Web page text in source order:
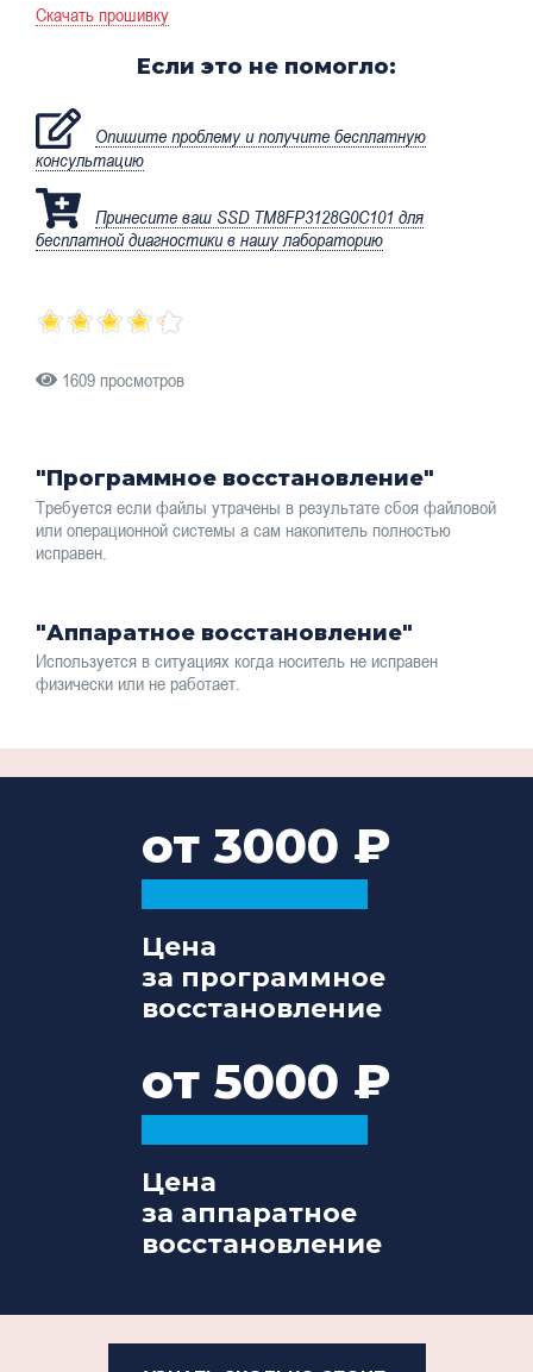
Скачать прошивку
Если это не помогло:
Опишите проблему и получите бесплатную
консультацию
Принесите ваш SSD TM8FP3128G0C101 для
бесплатной диагностики в нашу лабораторию
1609 просмотров
"Программное восстановление"
Требуется если файлы утрачены в результате сбоя файловой
или операционной системы а сам накопитель полностью
исправен.
"Аппаратное восстановление"
Используется в ситуациях когда носитель не исправен
физически или не работает.
от 3000
Цена
за программное
восстановление
от 5000
Цена
за аппаратное
восстановление